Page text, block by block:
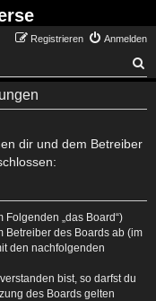
Anmelden
Registrieren
dir und dem Betreiber
Folgenden „das Board“)
Betreiber des Boards ab (im
den nachfolgenden
bist, so darfst du
des Boards gelten